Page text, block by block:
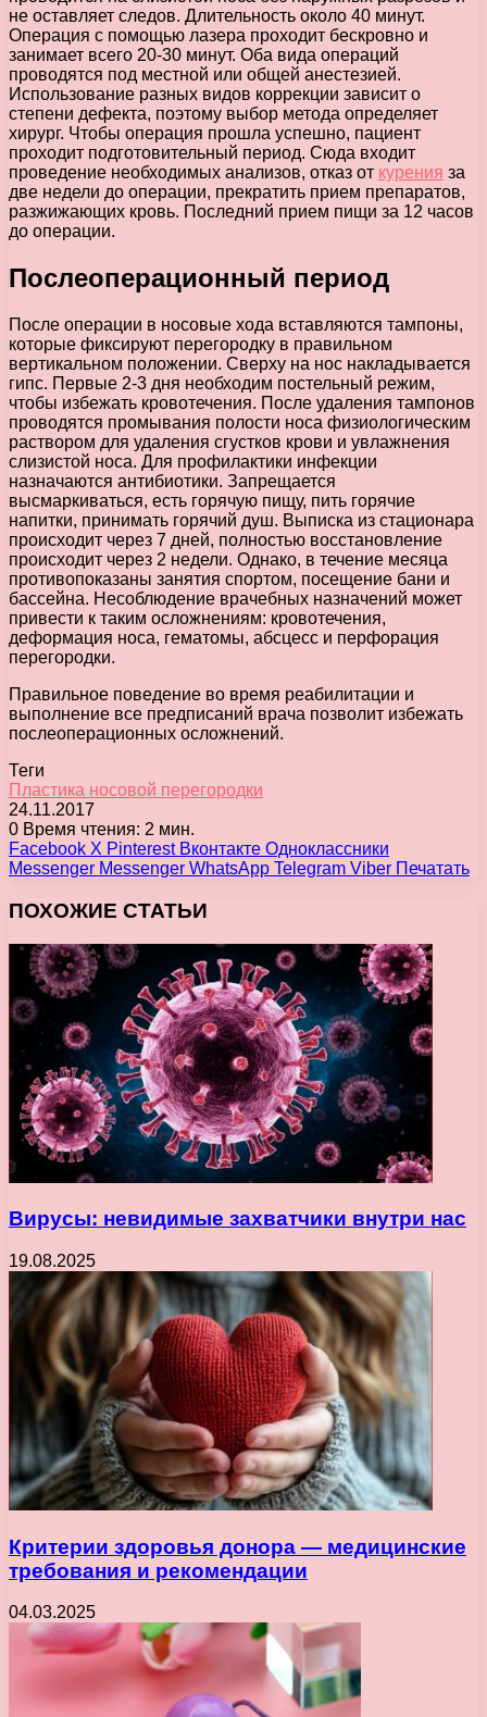
не оставляет следов. Длительность около 40 минут.
Операция с помощью лазера проходит бескровно и
занимает всего 20-30 минут. Оба вида операций
проводятся под местной или общей анестезией.
Использование разных видов коррекции зависит о
степени дефекта, поэтому выбор метода определяет
хирург. Чтобы операция прошла успешно, пациент
проходит подготовительный период. Сюда входит
проведение необходимых анализов, отказ от курения за
две недели до операции, прекратить прием препаратов,
разжижающих кровь. Последний прием пищи за 12 часов
до операции.
Послеоперационный период
После операции в носовые хода вставляются тампоны,
которые фиксируют перегородку в правильном
вертикальном положении. Сверху на нос накладывается
гипс. Первые 2-3 дня необходим постельный режим,
чтобы избежать кровотечения. После удаления тампонов
проводятся промывания полости носа физиологическим
раствором для удаления сгустков крови и увлажнения
слизистой носа. Для профилактики инфекции
назначаются антибиотики. Запрещается
высмаркиваться, есть горячую пищу, пить горячие
напитки, принимать горячий душ. Выписка из стационара
происходит через 7 дней, полностью восстановление
происходит через 2 недели. Однако, в течение месяца
противопоказаны занятия спортом, посещение бани и
бассейна. Несоблюдение врачебных назначений может
привести к таким осложнениям: кровотечения,
деформация носа, гематомы, абсцесс и перфорация
перегородки.
Правильное поведение во время реабилитации и
выполнение все предписаний врача позволит избежать
послеоперационных осложнений.
Теги
Пластика носовой перегородки
24.11.2017
0 Время чтения: 2 мин.
Facebook X Pinterest Вконтакте Одноклассники
Messenger Messenger WhatsApp Telegram Viber Печатать
ПОХОЖИЕ СТАТЬИ
Вирусы: невидимые захватчики внутри нас
19.08.2025
Критерии здоровья донора — медицинские
требования и рекомендации
04.03.2025